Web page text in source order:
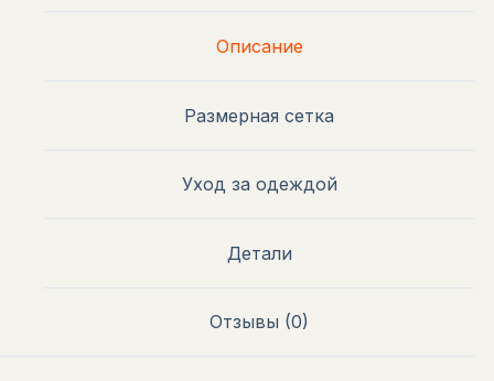
Описание
Размерная сетка
Уход за одеждой
Детали
Отзывы (0)